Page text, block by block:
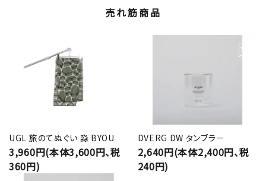
売れ筋商品
UGL 旅のてぬぐい 淼 BYOU
3,960円(本体3,600円、税
360円)
DVERG DW タンブラー
2,640円(本体2,400円、税
240円)